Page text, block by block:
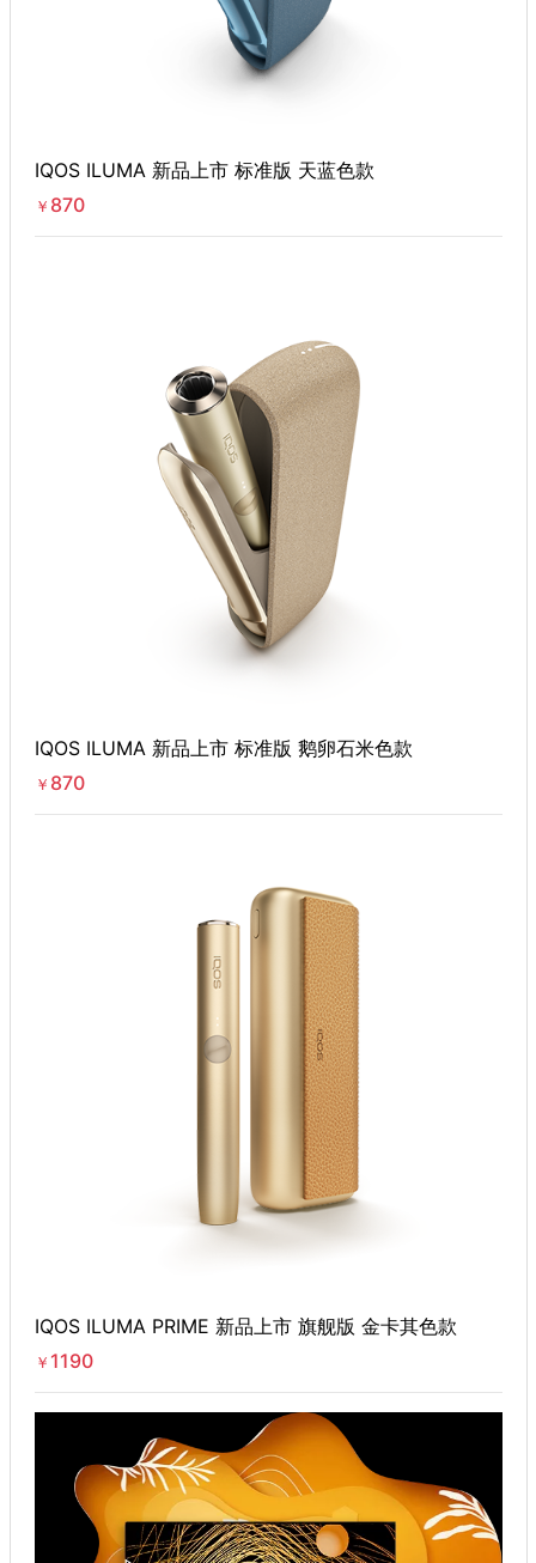
IQOS ILUMA 新品上市 标准版 天蓝色款
￥ 870
IQOS ILUMA 新品上市 标准版 鹅卵石米色款
￥ 870
IQOS ILUMA PRIME 新品上市 旗舰版 金卡其色款
￥ 1190